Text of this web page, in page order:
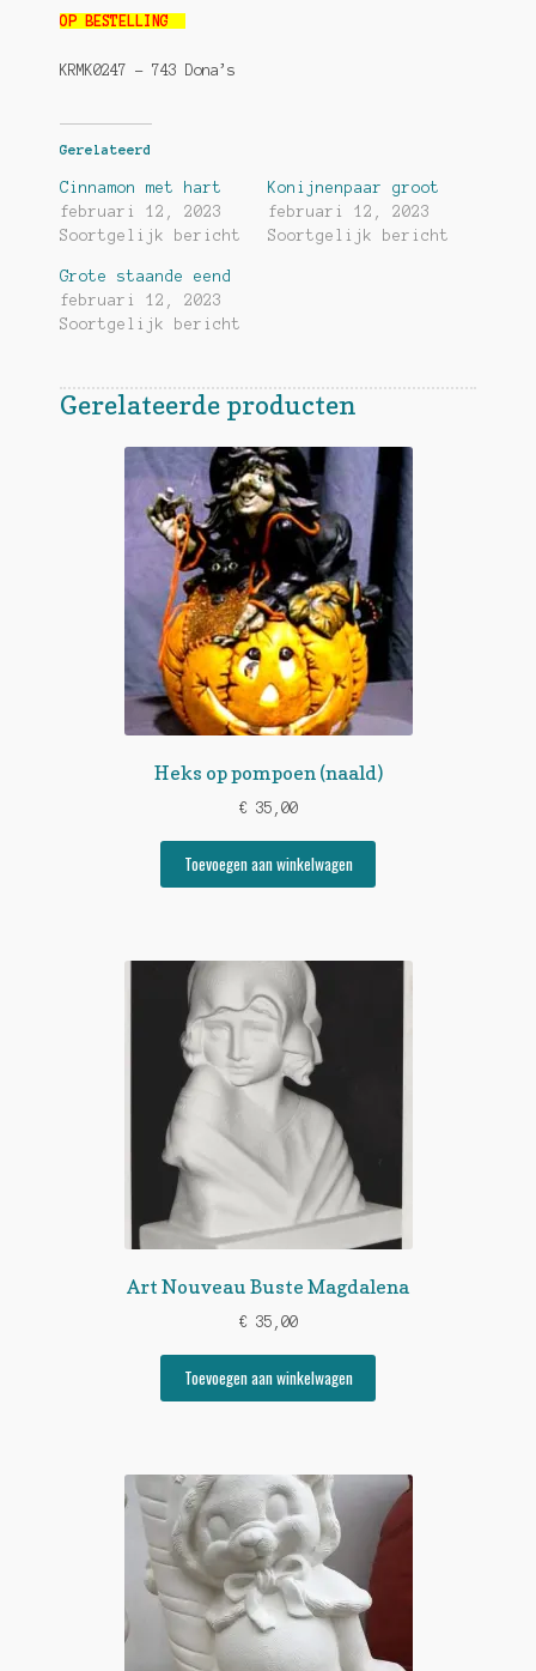
OP BESTELLING
KRMK0247 – 743 Dona’s
Gerelateerd
Cinnamon met hart
februari 12, 2023
Soortgelijk bericht
Konijnenpaar groot
februari 12, 2023
Soortgelijk bericht
Grote staande eend
februari 12, 2023
Soortgelijk bericht
Gerelateerde producten
Heks op pompoen (naald)
€ 35,00
Toevoegen aan winkelwagen
Art Nouveau Buste Magdalena
€ 35,00
Toevoegen aan winkelwagen